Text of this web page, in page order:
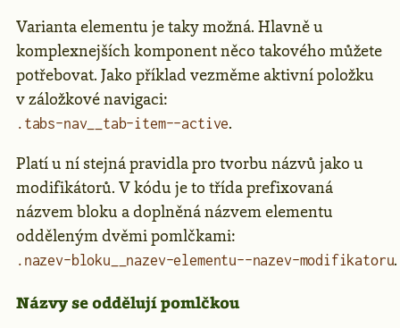
Varianta elementu je taky možná. Hlavně u
komplexnejších komponent něco takového můžete
potřebovat. Jako příklad vezměme aktivní položku
v záložkové navigaci:
.tabs-nav__tab-item--active.
Platí u ní stejná pravidla pro tvorbu názvů jako u
modifikátorů. V kódu je to třída prefixovaná
názvem bloku a doplněná názvem elementu
odděleným dvěmi pomlčkami:
.nazev-bloku__nazev-elementu--nazev-modifikatoru.
Názvy se oddělují pomlčkou